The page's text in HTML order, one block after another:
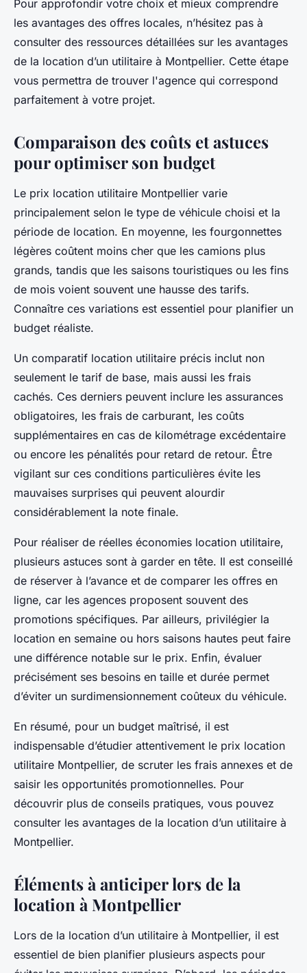
Pour approfondir votre choix et mieux comprendre
les avantages des offres locales, n’hésitez pas à
consulter des ressources détaillées sur les avantages
de la location d’un utilitaire à Montpellier. Cette étape
vous permettra de trouver l'agence qui correspond
parfaitement à votre projet.
Comparaison des coûts et astuces
pour optimiser son budget
Le prix location utilitaire Montpellier varie
principalement selon le type de véhicule choisi et la
période de location. En moyenne, les fourgonnettes
légères coûtent moins cher que les camions plus
grands, tandis que les saisons touristiques ou les fins
de mois voient souvent une hausse des tarifs.
Connaître ces variations est essentiel pour planifier un
budget réaliste.
Un comparatif location utilitaire précis inclut non
seulement le tarif de base, mais aussi les frais
cachés. Ces derniers peuvent inclure les assurances
obligatoires, les frais de carburant, les coûts
supplémentaires en cas de kilométrage excédentaire
ou encore les pénalités pour retard de retour. Être
vigilant sur ces conditions particulières évite les
mauvaises surprises qui peuvent alourdir
considérablement la note finale.
Pour réaliser de réelles économies location utilitaire,
plusieurs astuces sont à garder en tête. Il est conseillé
de réserver à l’avance et de comparer les offres en
ligne, car les agences proposent souvent des
promotions spécifiques. Par ailleurs, privilégier la
location en semaine ou hors saisons hautes peut faire
une différence notable sur le prix. Enfin, évaluer
précisément ses besoins en taille et durée permet
d’éviter un surdimensionnement coûteux du véhicule.
En résumé, pour un budget maîtrisé, il est
indispensable d’étudier attentivement le prix location
utilitaire Montpellier, de scruter les frais annexes et de
saisir les opportunités promotionnelles. Pour
découvrir plus de conseils pratiques, vous pouvez
consulter les avantages de la location d’un utilitaire à
Montpellier.
Éléments à anticiper lors de la
location à Montpellier
Lors de la location d’un utilitaire à Montpellier, il est
essentiel de bien planifier plusieurs aspects pour